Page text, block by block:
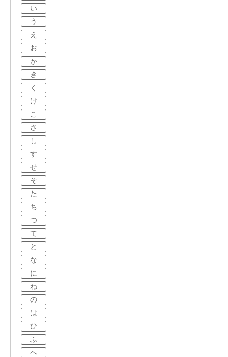
い
う
え
お
か
き
く
け
こ
さ
し
す
せ
そ
た
ち
つ
て
と
な
に
ね
の
は
ひ
ふ
へ